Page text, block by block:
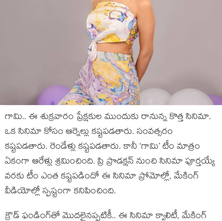
గామి.. ఈ శుక్రవారం ప్రేక్షకుల ముందుకు రానున్న కొత్త సినిమా.
ఒక సినిమా కోసం ఆర్నెల్లు కష్టపడతారు. సంవత్సరం
కష్టపడతారు. రెండేళ్లు కష్టపడతారు. కానీ ‘గామి’ టీం మాత్రం
ఏకంగా ఆరేళ్లు శ్రమించింది. ప్రి ప్రొడక్షన్ నుంచి సినిమా పూర్తయ్యే
వరకు టీం ఎంత కష్టపడిందో ఈ సినిమా ప్రోమోల్లో, మేకింగ్
వీడియోల్లో స్పష్టంగా కనిపించింది.
క్రౌడ్ ఫండింగ్‌తో మొదలైనప్పటికీ.. ఈ సినిమా క్వాలిటీ, మేకింగ్